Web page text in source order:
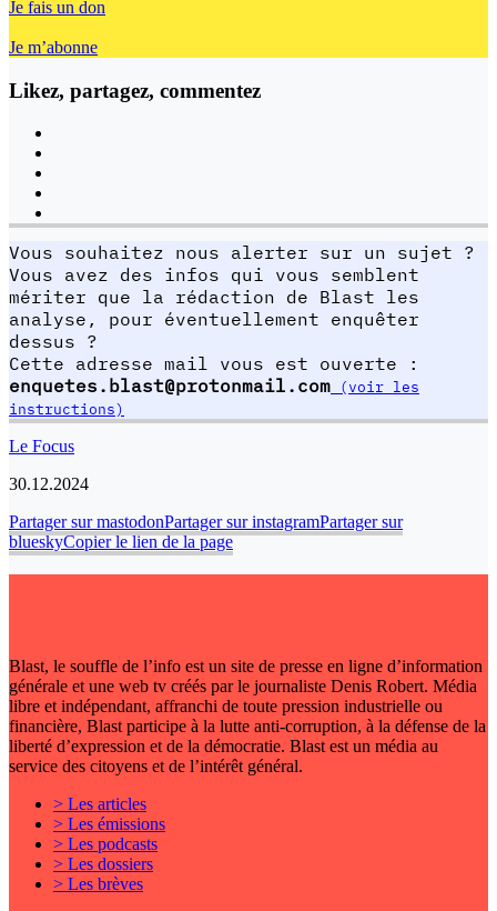
Je fais un don
Je m’abonne
Likez, partagez, commentez
Vous souhaitez nous alerter sur un sujet ?
Vous avez des infos qui vous semblent
mériter que la rédaction de Blast les
analyse, pour éventuellement enquêter
dessus ?
Cette adresse mail vous est ouverte :
enquetes.blast@protonmail.com (voir les
instructions)
Le Focus
30.12.2024
Partager sur mastodonPartager sur instagramPartager sur
blueskyCopier le lien de la page
Blast, le souffle de l’info est un site de presse en ligne d’information
générale et une web tv créés par le journaliste Denis Robert. Média
libre et indépendant, affranchi de toute pression industrielle ou
financière, Blast participe à la lutte anti-corruption, à la défense de la
liberté d’expression et de la démocratie. Blast est un média au
service des citoyens et de l’intérêt général.
> Les articles
> Les émissions
> Les podcasts
> Les dossiers
> Les brèves